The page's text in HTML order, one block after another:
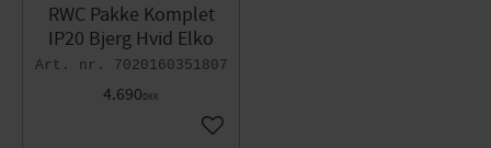
RWC Pakke Komplet
IP20 Bjerg Hvid Elko
7020160351807
4.690DKK
Gem som favorit